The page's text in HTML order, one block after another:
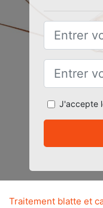
J'accepte
Traitement blatte et